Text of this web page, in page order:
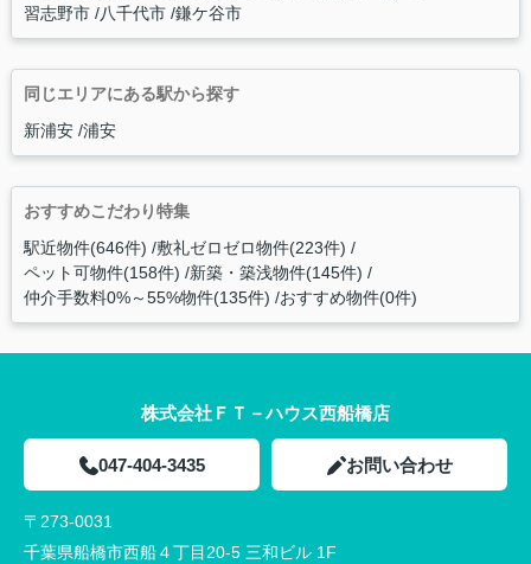
習志野市 八千代市 鎌ケ谷市
同じエリアにある駅から探す
新浦安 浦安
おすすめこだわり特集
駅近物件(646件) 敷礼ゼロゼロ物件(223件)
ペット可物件(158件) 新築・築浅物件(145件)
仲介手数料0%～55%物件(135件) おすすめ物件(0件)
株式会社ＦＴ－ハウス西船橋店
047-404-3435 お問い合わせ
〒273-0031
千葉県船橋市西船４丁目20-5 三和ビル 1F